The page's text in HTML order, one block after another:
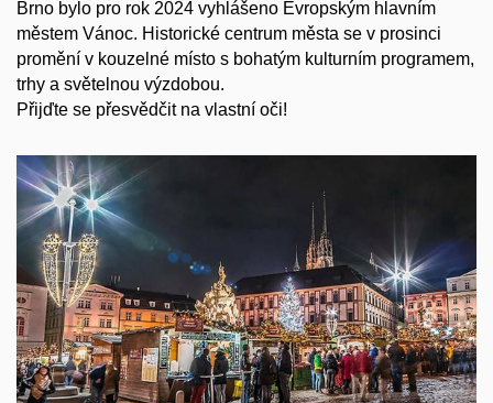
Brno bylo pro rok 2024 vyhlášeno Evropským hlavním
městem Vánoc. Historické centrum města se v prosinci
promění v kouzelné místo s bohatým kulturním programem,
trhy a světelnou výzdobou.
Přijďte se přesvědčit na vlastní oči!